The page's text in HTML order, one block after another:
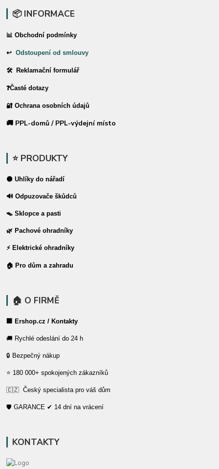
📦 INFORMACE
📊 Obchodní podmínky
↩Odstoupení od smlouvy
🛠 Reklamační formulář
❓Časté dotazy
🔐 Ochrana osobních údajů
🚚 PPL-domů / PPL-výdejní místo
⭐ PRODUKTY
⚫ Uhlíky do nářadí
🔊 Odpuzovače škůdců
🪤 Sklopce a pasti
🌿 Pachové ohradníky
⚡ Elektrické ohradníky
🏠 Pro dům a zahradu
🏠 O FIRMĚ
🏢 Ershop.cz / Kontakty
🚚 Rychlé odeslání do 24 h
🔒 Bezpečný nákup
⭐ 180 000+ spokojených zákazníků
🇨🇿 Český specialista pro váš dům
🛡️ GARANCE ✔ 14 dní na vrácení
KONTAKTY